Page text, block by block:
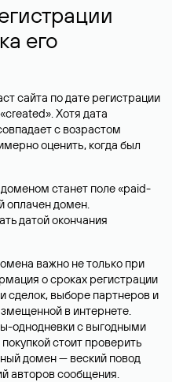
его
сайта по дате регистрации
Хотя дата
с возрастом
оценить, когда был
станет поле «paid-
оплачен домен.
датой окончания
важно не только при
о сроках регистрации
сделок, выборе партнеров и
в интернете.
однодневки с выгодными
стоит проверить
домен — веский повод
авторов сообщения.